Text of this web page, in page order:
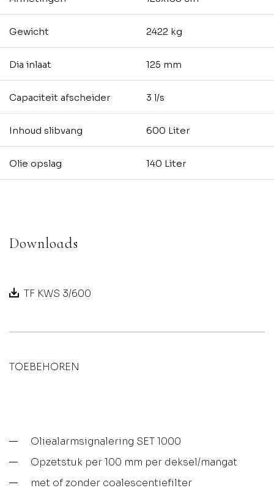
Gewicht 2422 kg
Dia inlaat 125 mm
Capaciteit afscheider 3 l/s
Inhoud slibvang 600 Liter
Olie opslag 140 Liter
Downloads
TF KWS 3/600
TOEBEHOREN
Oliealarmsignalering SET 1000
Opzetstuk per 100 mm per deksel/mangat
met of zonder coalescentiefilter